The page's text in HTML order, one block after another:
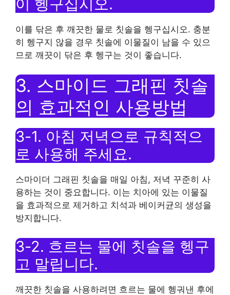
이 헹구십시오.
이를 닦은 후 깨끗한 물로 칫솔을 헹구십시오. 충분
히 헹구지 않을 경우 칫솔에 이물질이 남을 수 있으
므로 깨끗이 닦은 후 헹구는 것이 좋습니다.
3. 스마이드 그래핀 칫솔
의 효과적인 사용방법
3-1. 아침 저녁으로 규칙적으
로 사용해 주세요.
스마이더 그래핀 칫솔을 매일 아침, 저녁 꾸준히 사
용하는 것이 중요합니다. 이는 치아에 있는 이물질
을 효과적으로 제거하고 치석과 베이커균의 생성을
방지합니다.
3-2. 흐르는 물에 칫솔을 헹구
고 말립니다.
깨끗한 칫솔을 사용하려면 흐르는 물에 헹궈낸 후에